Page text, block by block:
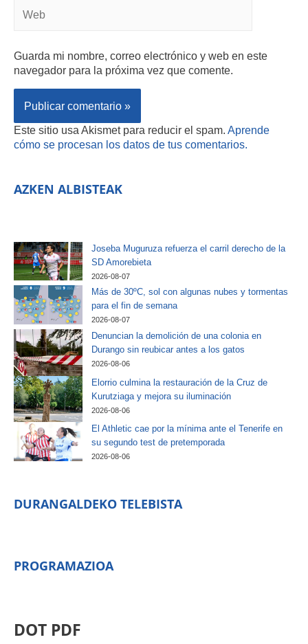
Guarda mi nombre, correo electrónico y web en este
navegador para la próxima vez que comente.
Este sitio usa Akismet para reducir el spam. Aprende
cómo se procesan los datos de tus comentarios.
AZKEN ALBISTEAK
Joseba Muguruza refuerza el carril derecho de la
SD Amorebieta
2026-08-07
Más de 30ºC, sol con algunas nubes y tormentas
para el fin de semana
2026-08-07
Denuncian la demolición de una colonia en
Durango sin reubicar antes a los gatos
2026-08-06
Elorrio culmina la restauración de la Cruz de
Kurutziaga y mejora su iluminación
2026-08-06
El Athletic cae por la mínima ante el Tenerife en
su segundo test de pretemporada
2026-08-06
DURANGALDEKO TELEBISTA
PROGRAMAZIOA
DOT PDF